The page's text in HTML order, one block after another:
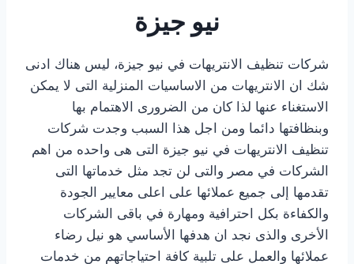
نيو جيزة
شركات تنظيف الانتريهات في نيو جيزة، ليس هناك ادنى
شك ان الانتريهات من الاساسيات المنزلية التى لا يمكن
الاستغناء عنها لذا كان من الضرورى الاهتمام بها
وبنظافتها دائما ومن اجل هذا السبب وجدت شركات
تنظيف الانتريهات في نيو جيزة التى هى واحده من اهم
الشركات في مصر والتى لن تجد مثل خدماتها التى
تقدمها إلى جميع عملائها على اعلى معايير الجودة
والكفاءة بكل احترافية ومهارة في باقى الشركات
الأخرى والذى نجد ان هدفها الأساسي هو نيل رضاء
عملائها والعمل على تلبية كافة احتياجاتهم من خدمات